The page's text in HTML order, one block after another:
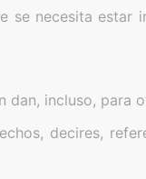
se necesita estar
dan, incluso, para
decires,